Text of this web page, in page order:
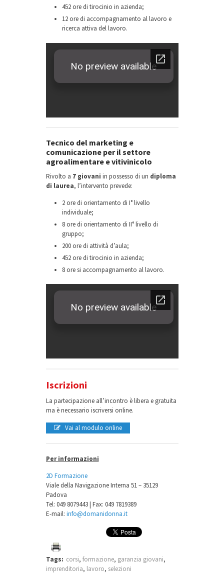
452 ore di tirocinio in azienda;
12 ore di accompagnamento al lavoro e
ricerca attiva del lavoro.
Tecnico del marketing e
comunicazione per il settore
agroalimentare e vitivinicolo
Rivolto a 7 giovani in possesso di un diploma
di laurea, l’intervento prevede:
2 ore di orientamento di I° livello
individuale;
8 ore di orientamento di II° livello di
gruppo;
200 ore di attività d’aula;
452 ore di tirocinio in azienda;
8 ore si accompagnamento al lavoro.
Iscrizioni
La partecipazione all’incontro è libera e gratuita
ma è necessario iscriversi online.
Vai al modulo online
Per informazioni
2D Formazione
Viale della Navigazione Interna 51 – 35129
Padova
Tel: 049 8079443 | Fax: 049 7819389
E-mail: info@domanidonna.it
Tags: corsi, formazione, garanzia giovani,
imprenditoria, lavoro, selezioni